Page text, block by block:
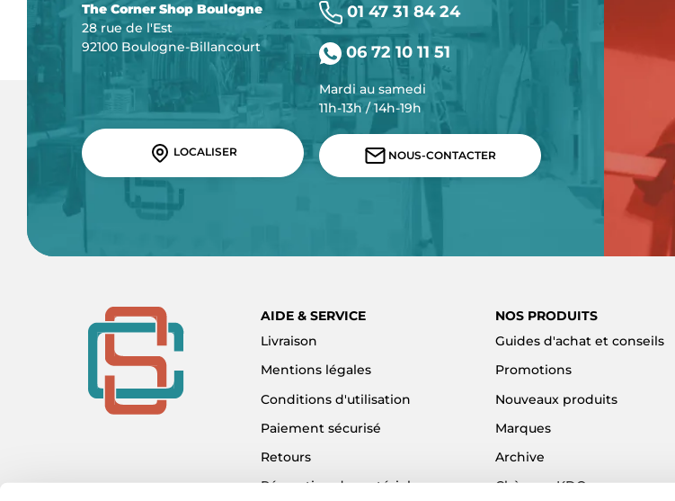
The Corner Shop Boulogne
28 rue de l'Est
92100 Boulogne-Billancourt
LOCALISER
01 47 31 84 24
06 72 10 11 51
Mardi au samedi
11h-13h / 14h-19h
NOUS-CONTACTER
AIDE & SERVICE
Livraison
Mentions légales
Conditions d'utilisation
Paiement sécurisé
Retours
Réparation de matériel
NOS PRODUITS
Guides d'achat et conseils
Promotions
Nouveaux produits
Marques
Archive
Chèques KDO